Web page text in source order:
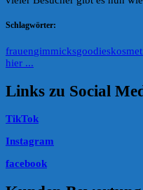
Schlagwörter:
frauengimmicksgoodies
hier ...
Links zu Social
TikTok
Instagram
facebook